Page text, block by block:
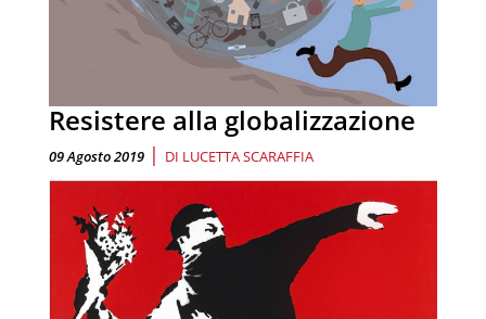
Resistere alla globalizzazione
09 Agosto 2019 | DI LUCETTA SCARAFFIA